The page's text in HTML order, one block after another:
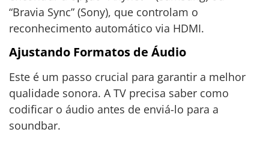
“Bravia Sync” (Sony), que controlam o
reconhecimento automático via HDMI.
Ajustando Formatos de Áudio
Este é um passo crucial para garantir a melhor
qualidade sonora. A TV precisa saber como
codificar o áudio antes de enviá-lo para a
soundbar.